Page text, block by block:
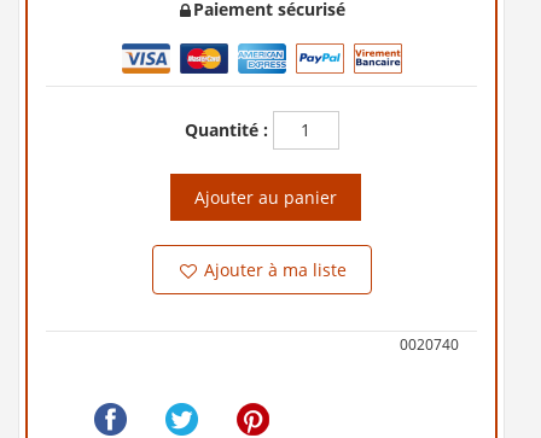
Paiement sécurisé
Quantité :
Ajouter au panier
Ajouter à ma liste
0020740